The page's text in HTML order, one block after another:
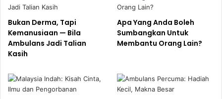
Bukan Derma, Tapi
Kemanusiaan — Bila
Ambulans Jadi Talian
Kasih
Apa Yang Anda Boleh
Sumbangkan Untuk
Membantu Orang Lain?